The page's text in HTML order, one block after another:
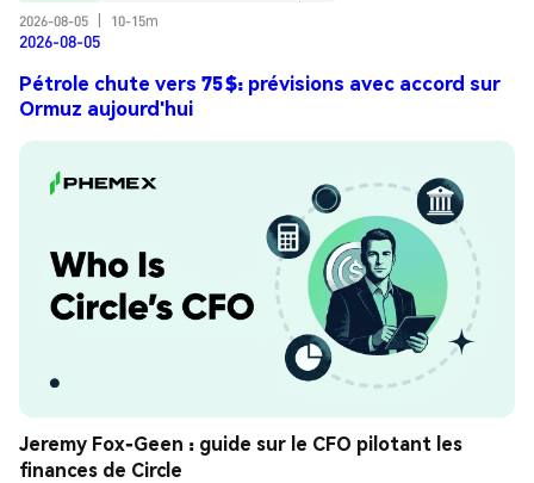
2026-08-05
10-15m
2026-08-05
Pétrole chute vers 75 $: prévisions avec accord sur
Ormuz aujourd'hui
Jeremy Fox-Geen : guide sur le CFO pilotant les
finances de Circle